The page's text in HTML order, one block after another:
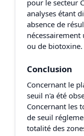
pour le secteur
analyses étant
absence de
nécessairement
ou de biotoxine.
Conclusion
Concernant le
seuil n'a été
Concernant les
de seuil
totalité des